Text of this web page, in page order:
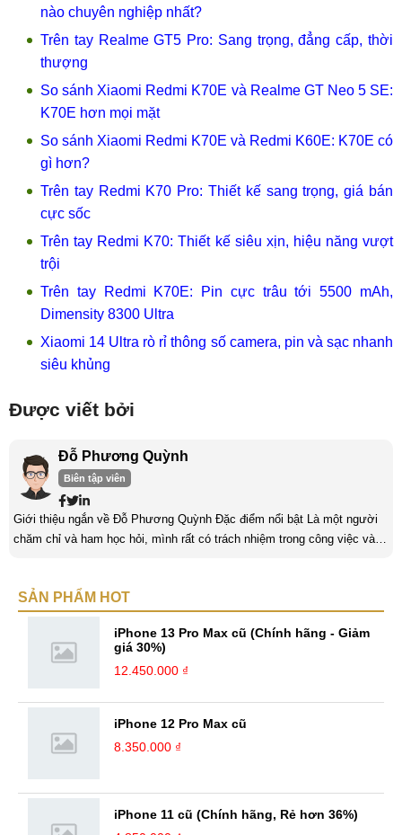
nào chuyên nghiệp nhất?
Trên tay Realme GT5 Pro: Sang trọng, đẳng cấp, thời
thượng
So sánh Xiaomi Redmi K70E và Realme GT Neo 5 SE:
K70E hơn mọi mặt
So sánh Xiaomi Redmi K70E và Redmi K60E: K70E có
gì hơn?
Trên tay Redmi K70 Pro: Thiết kế sang trọng, giá bán
cực sốc
Trên tay Redmi K70: Thiết kế siêu xịn, hiệu năng vượt
trội
Trên tay Redmi K70E: Pin cực trâu tới 5500 mAh,
Dimensity 8300 Ultra
Xiaomi 14 Ultra rò rỉ thông số camera, pin và sạc nhanh
siêu khủng
Được viết bởi
Đỗ Phương Quỳnh
Biên tập viên
Giới thiệu ngắn về Đỗ Phương Quỳnh Đặc điểm nổi bật Là một người
chăm chỉ và ham học hỏi, mình rất có trách nhiệm trong công việc và
học cũng như kinh nghiệm quý giá. Với niềm đam mê với công nghệ,
SẢN PHẨM HOT
iPhone 13 Pro Max cũ (Chính hãng - Giảm
giá 30%)
12.450.000 ₫
iPhone 12 Pro Max cũ
8.350.000 ₫
iPhone 11 cũ (Chính hãng, Rẻ hơn 36%)